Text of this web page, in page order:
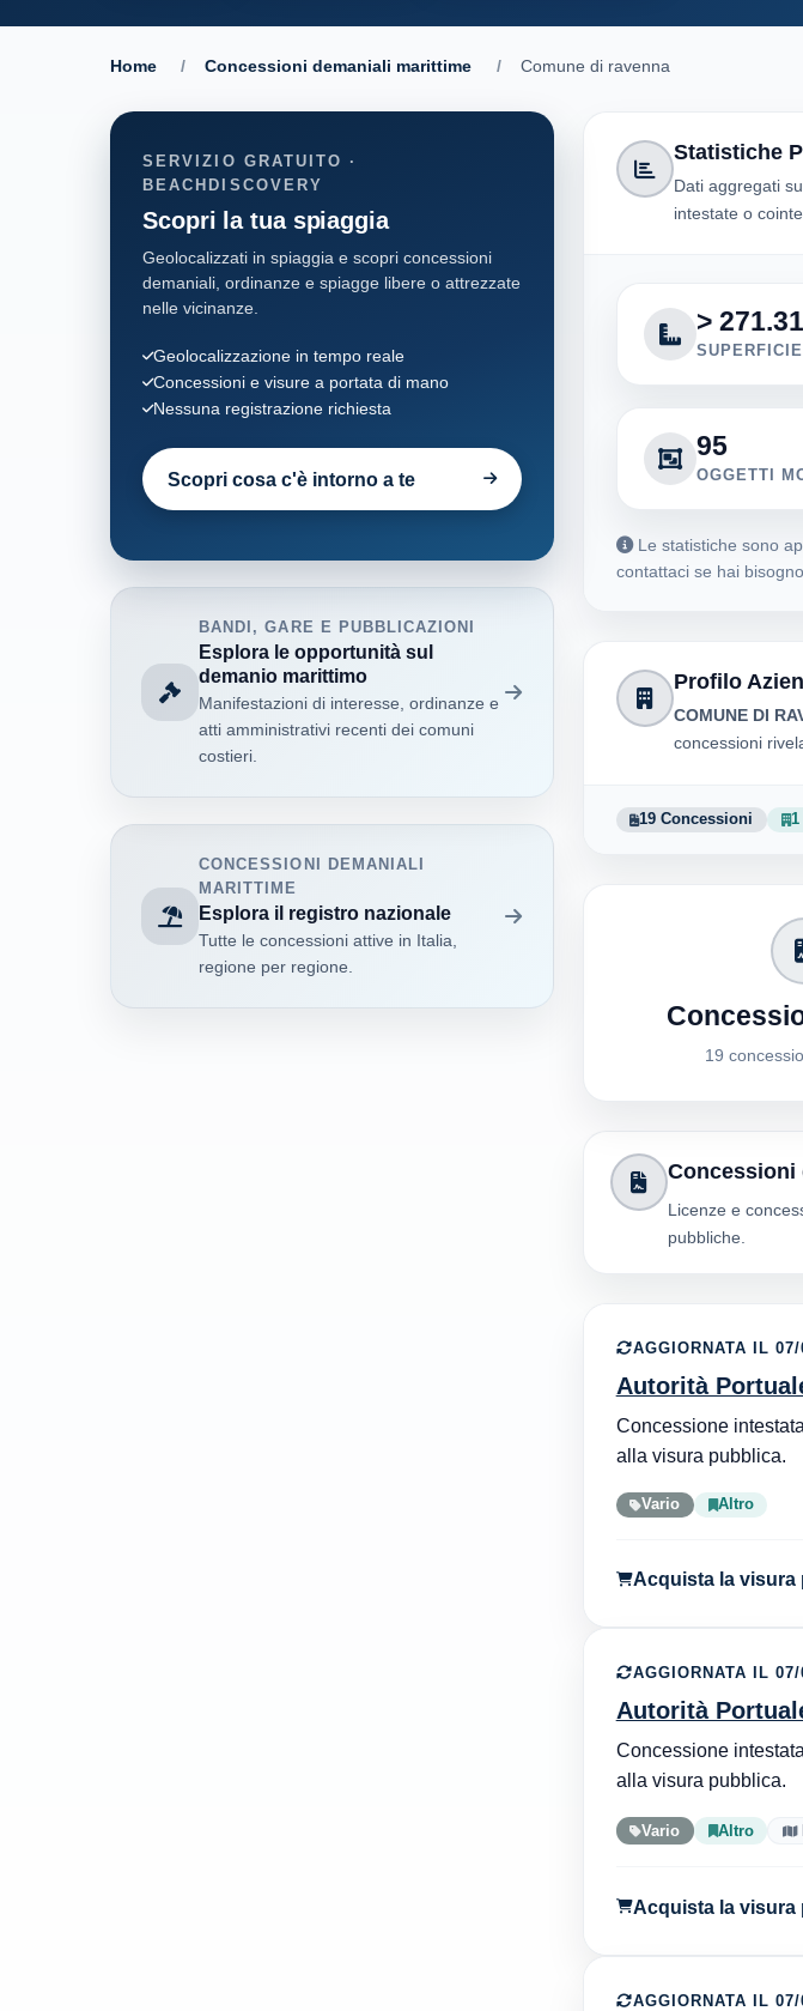
Home / Concessioni demaniali marittime / Comune di ravenna
Statistiche
Dati aggregati
intestate o
>
95
OGGETTI
Le statistiche sono
contattaci se hai
Profilo
COMUNE DI
concessioni
19 Concessioni 1
19
Concessioni
Licenze e
pubbliche.
AGGIORNATA IL
Autorità
Concessione
alla visura pubblica.
Vario Altro
Acquista la visura
AGGIORNATA IL
Autorità
Concessione
alla visura pubblica.
Vario Altro
Acquista la visura
AGGIORNATA IL
SERVIZIO GRATUITO ·
BEACHDISCOVERY
Scopri la tua spiaggia
Geolocalizzati in spiaggia e scopri concessioni
demaniali, ordinanze e spiagge libere o attrezzate
nelle vicinanze.
Geolocalizzazione in tempo reale
Concessioni e visure a portata di mano
Nessuna registrazione richiesta
Scopri cosa c'è intorno a te
BANDI, GARE E PUBBLICAZIONI
Esplora le opportunità sul
demanio marittimo
Manifestazioni di interesse, ordinanze e
atti amministrativi recenti dei comuni
costieri.
CONCESSIONI DEMANIALI
MARITTIME
Esplora il registro nazionale
Tutte le concessioni attive in Italia,
regione per regione.